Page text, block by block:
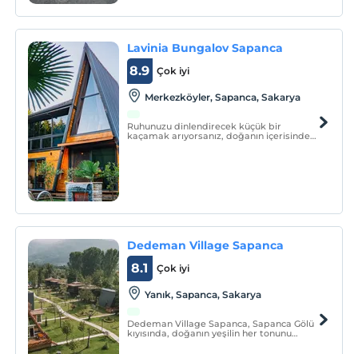
Lavinia Bungalov Sapanca
Çok iyi
8.9
Merkezköyler, Sapanca, Sakarya
Ruhunuzu dinlendirecek küçük bir
kaçamak arıyorsanız, doğanın içerisinde
Dedeman Village Sapanca
Çok iyi
8.1
Yanık, Sapanca, Sakarya
Dedeman Village Sapanca, Sapanca Gölü
kıyısında, doğanın yeşilin her tonunu